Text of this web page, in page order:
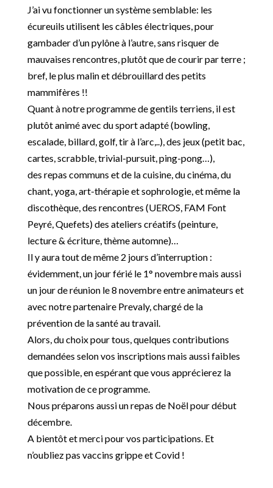
J’ai vu fonctionner un système semblable: les
écureuils utilisent les câbles électriques, pour
gambader d’un pylône à l’autre, sans risquer de
mauvaises rencontres, plutôt que de courir par terre ;
bref, le plus malin et débrouillard des petits
mammifères !!
Quant à notre programme de gentils terriens, il est
plutôt animé avec du sport adapté (bowling,
escalade, billard, golf, tir à l’arc,..), des jeux (petit bac,
cartes, scrabble, trivial-pursuit, ping-pong…),
des repas communs et de la cuisine, du cinéma, du
chant, yoga, art-thérapie et sophrologie, et même la
discothèque, des rencontres (UEROS, FAM Font
Peyré, Quefets) des ateliers créatifs (peinture,
lecture & écriture, thème automne)…
Il y aura tout de même 2 jours d’interruption :
évidemment, un jour férié le 1° novembre mais aussi
un jour de réunion le 8 novembre entre animateurs et
avec notre partenaire Prevaly, chargé de la
prévention de la santé au travail.
Alors, du choix pour tous, quelques contributions
demandées selon vos inscriptions mais aussi faibles
que possible, en espérant que vous apprécierez la
motivation de ce programme.
Nous préparons aussi un repas de Noël pour début
décembre.
A bientôt et merci pour vos participations. Et
n’oubliez pas vaccins grippe et Covid !